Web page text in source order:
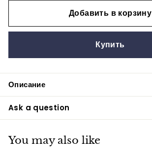
Добавить в корзину
Купить
Описание
Ask a question
You may also like